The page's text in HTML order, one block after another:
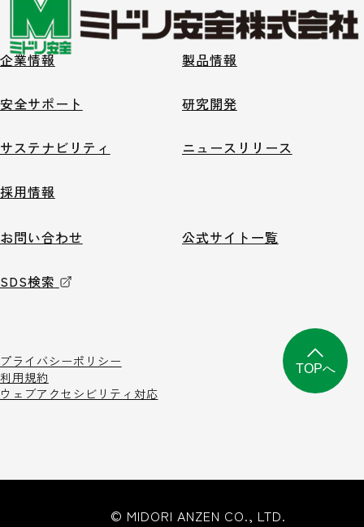
企業情報 製品情報
安全サポート 研究開発
サステナビリティ ニュースリリース
採用情報
お問い合わせ 公式サイト一覧
SDS検索
プライバシーポリシー
利用規約
ウェブアクセシビリティ対応
© MIDORI ANZEN CO., LTD.
TOPへ